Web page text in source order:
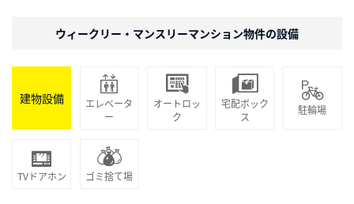
ウィークリー・マンスリーマンション物件の設備
建物設備
エレベータ
ー
オートロッ
ク
宅配ボック
ス
駐輪場
TVドアホン ゴミ捨て場